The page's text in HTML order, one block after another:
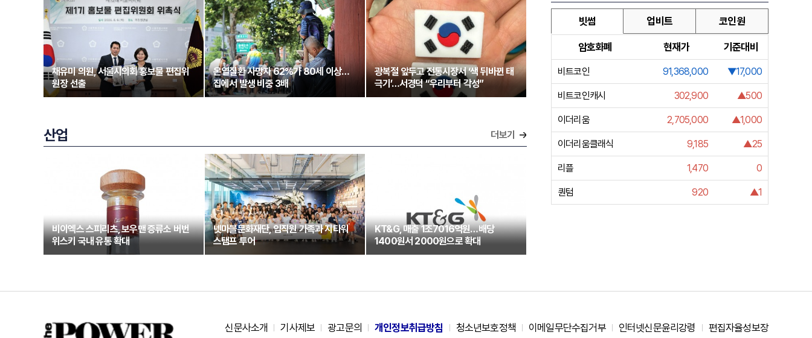
채유미 의원, 서울시의회 홍보물 편집위
원장 선출
온열질환 사망자 62%가 80세 이상…
집에서 발생 비중 3배
광복절 앞두고 전통시장서 ‘색 뒤바뀐 태
극기’…서경덕 “우리부터 각성”
산업 더보기
비이엑스 스피리츠, 보우맨 증류소 버번
위스키 국내 유통 확대
넷마블문화재단, 임직원 가족과 지타워
스탬프 투어
KT&G, 매출 1조7016억원…배당
1400원서 2000원으로 확대
빗썸 업비트 코인원
암호화폐 현재가 기준대비
비트코인 91,368,000 ▼17,000
비트코인캐시 302,900 ▲500
이더리움 2,705,000 ▲1,000
이더리움클래식 9,185 ▲25
리플 1,470 0
퀀텀 920 ▲1
신문사소개 기사제보 광고문의 개인정보취급방침 청소년보호정책 이메일무단수집거부 인터넷신문윤리강령 편집자율성보장